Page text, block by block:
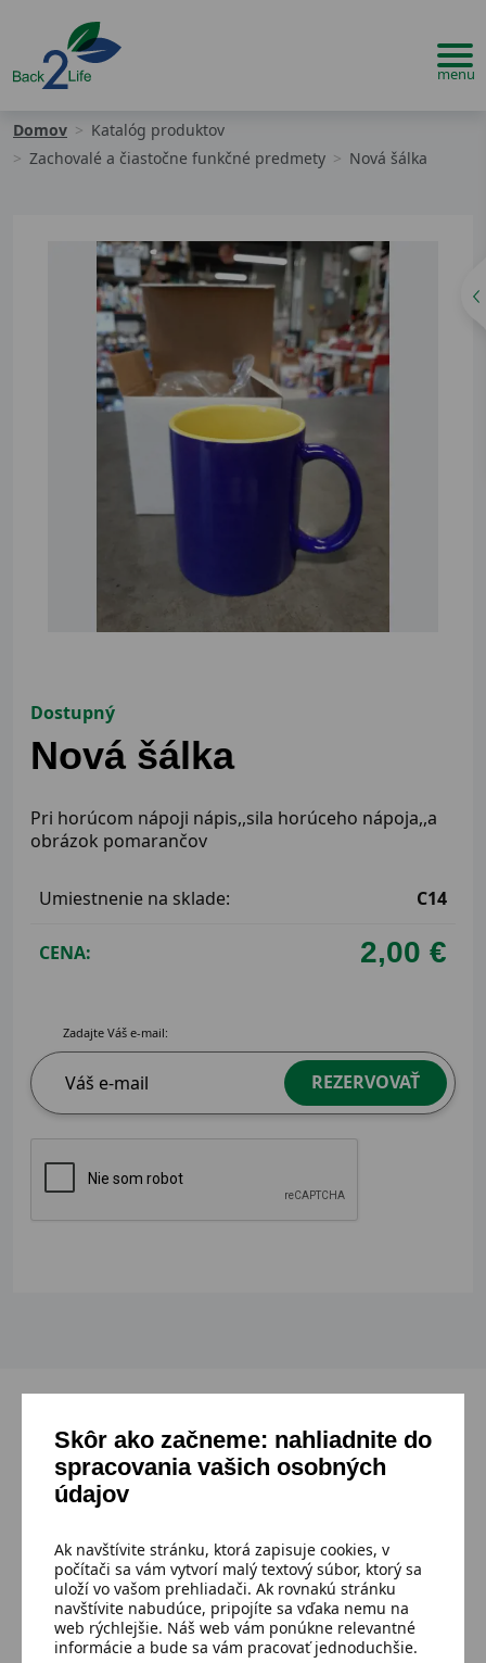
Domov
Katalóg produktov
Zachovalé a čiastočne funkčné predmety
Nová šálka
Dostupný
Nová šálka
Pri horúcom nápoji nápis,,sila horúceho nápoja,,a
obrázok pomarančov
Umiestnenie na sklade: C14
CENA: 2,00 €
Zadajte Váš e-mail:
REZERVOVAŤ
Mohlo by sa ti páčiť
Prejsť do katalógu
Skôr ako začneme: nahliadnite do
spracovania vašich osobných
údajov
Ak navštívite stránku, ktorá zapisuje cookies, v
počítači sa vám vytvorí malý textový súbor, ktorý sa
uloží vo vašom prehliadači. Ak rovnakú stránku
navštívite nabudúce, pripojíte sa vďaka nemu na
web rýchlejšie. Náš web vám ponúkne relevantné
informácie a bude sa vám pracovať jednoduchšie.